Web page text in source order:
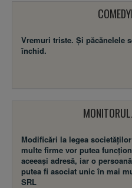
Vremuri triste. Şi păcănelele
închid.
Modificări la legea
multe firme vor putea
aceeaşi adresă, iar o
putea fi asociat unic în mai
SRL